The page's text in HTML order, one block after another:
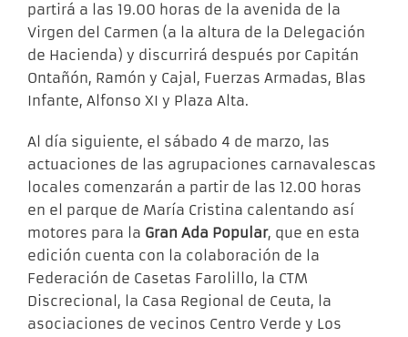
partirá a las 19.00 horas de la avenida de la
Virgen del Carmen (a la altura de la Delegación
de Hacienda) y discurrirá después por Capitán
Ontañón, Ramón y Cajal, Fuerzas Armadas, Blas
Infante, Alfonso XI y Plaza Alta.
Al día siguiente, el sábado 4 de marzo, las
actuaciones de las agrupaciones carnavalescas
locales comenzarán a partir de las 12.00 horas
en el parque de María Cristina calentando así
motores para la Gran Ada Popular, que en esta
edición cuenta con la colaboración de la
Federación de Casetas Farolillo, la CTM
Discrecional, la Casa Regional de Ceuta, la
asociaciones de vecinos Centro Verde y Los